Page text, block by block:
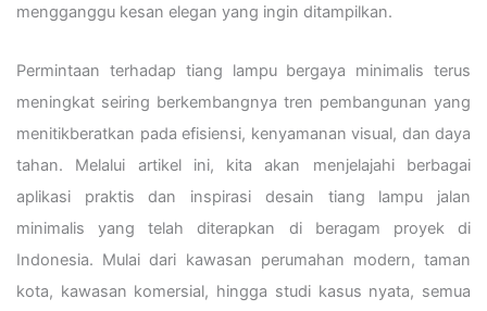
mengganggu kesan elegan yang ingin ditampilkan.
Permintaan terhadap tiang lampu bergaya minimalis terus
meningkat seiring berkembangnya tren pembangunan yang
menitikberatkan pada efisiensi, kenyamanan visual, dan daya
tahan. Melalui artikel ini, kita akan menjelajahi berbagai
aplikasi praktis dan inspirasi desain tiang lampu jalan
minimalis yang telah diterapkan di beragam proyek di
Indonesia. Mulai dari kawasan perumahan modern, taman
kota, kawasan komersial, hingga studi kasus nyata, semua